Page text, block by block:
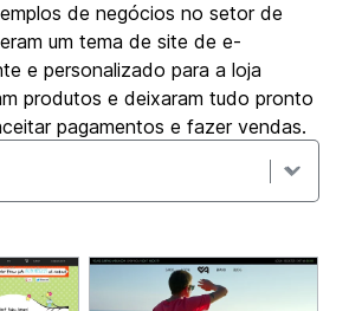
de negócios no setor de
um tema de site de e-
e personalizado para a loja
produtos e deixaram tudo pronto
pagamentos e fazer vendas.